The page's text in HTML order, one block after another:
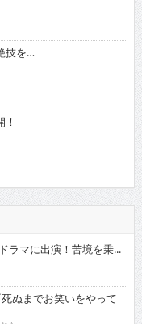
！
をやっていきたい！そ...
！高学歴芸人として
・アイドルに精通！